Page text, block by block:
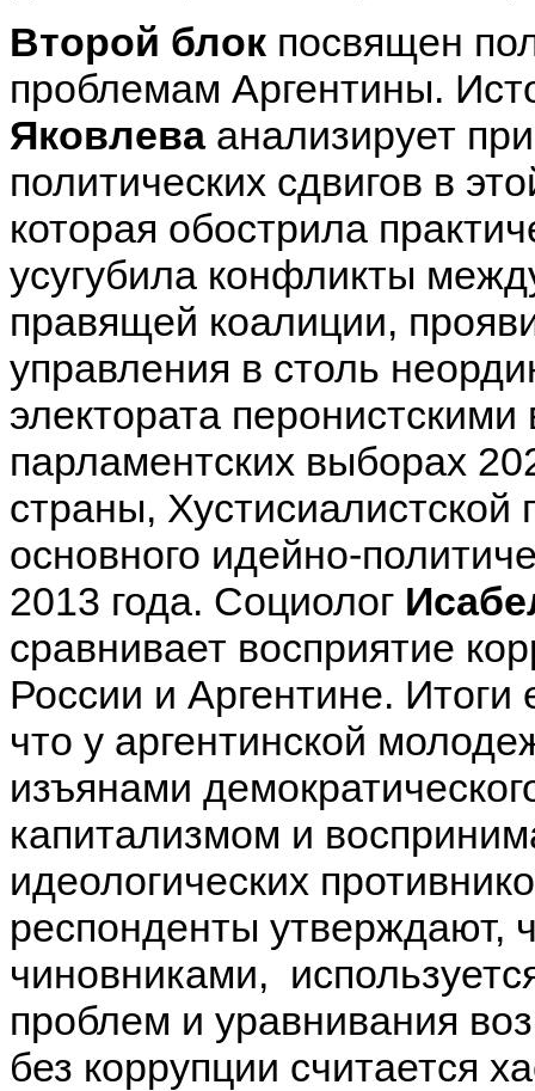
Второй блок посвящен
проблемам Аргентины.
Яковлеваанализирует
политических сдвигов в
которая обострила
усугубила конфликты
правящей коалиции,
управления в столь
электората
парламентских выборах
страны, Хустисиалистской
основного идейно-
2013 года. Социолог
сравнивает восприятие
России и Аргентине.
что у аргентинской
изъянами
капитализмом и
идеологических
респонденты утверждают,
чиновниками,
проблем и уравнивания
без коррупции считается